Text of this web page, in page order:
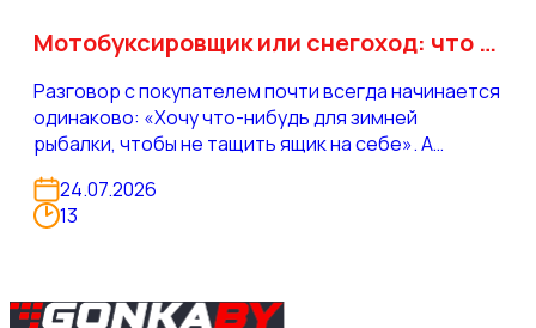
Мотобуксировщик или снегоход: что брать для рыбалки
Разговор с покупателем почти всегда начинается
одинаково: «Хочу что-нибудь для зимней
рыбалки, чтобы не тащить ящик на себе». А
заканчивается совсем разными покупками — и это
нормально. Два человека с одинаковым запросом
могут ездить в 40 километрах друг от друга и
старица с камышом и снегом по колено.
24.07.2026
13